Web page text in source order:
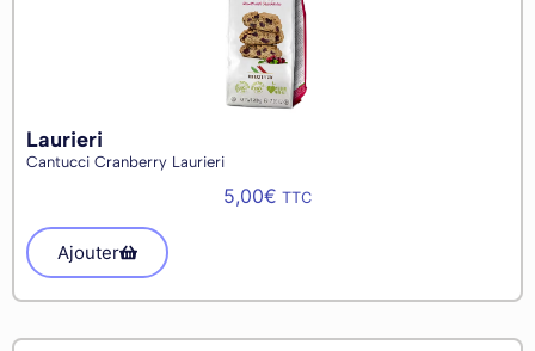
Laurieri
Cantucci Cranberry Laurieri
5,00€ TTC
Ajouter